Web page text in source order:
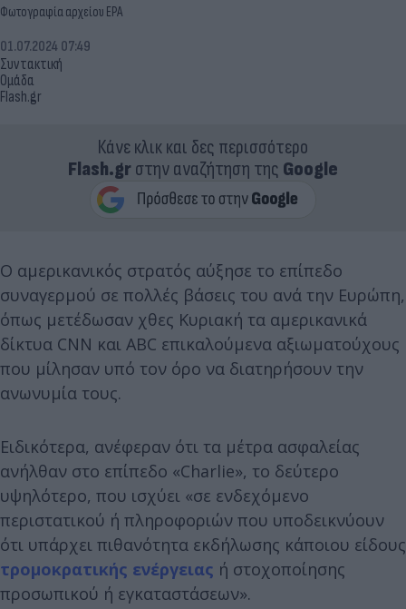
Φωτογραφία αρχείου EPA
Συντακτική
Ομάδα
Flash.gr
01.07.2024 07:49
Κάνε κλικ και δες περισσότερο
Flash.grστην αναζήτηση της Google
Ο αμερικανικός στρατός αύξησε το επίπεδο
συναγερμού σε πολλές βάσεις του ανά την Ευρώπη,
όπως μετέδωσαν χθες Κυριακή τα αμερικανικά
δίκτυα CNN και ABC επικαλούμενα αξιωματούχους
που μίλησαν υπό τον όρο να διατηρήσουν την
ανωνυμία τους.
Ειδικότερα, ανέφεραν ότι τα μέτρα ασφαλείας
ανήλθαν στο επίπεδο «Charlie», το δεύτερο
υψηλότερο, που ισχύει «σε ενδεχόμενο
περιστατικού ή πληροφοριών που υποδεικνύουν
ότι υπάρχει πιθανότητα εκδήλωσης κάποιου είδους
τρομοκρατικής ενέργειας ή στοχοποίησης
προσωπικού ή εγκαταστάσεων».